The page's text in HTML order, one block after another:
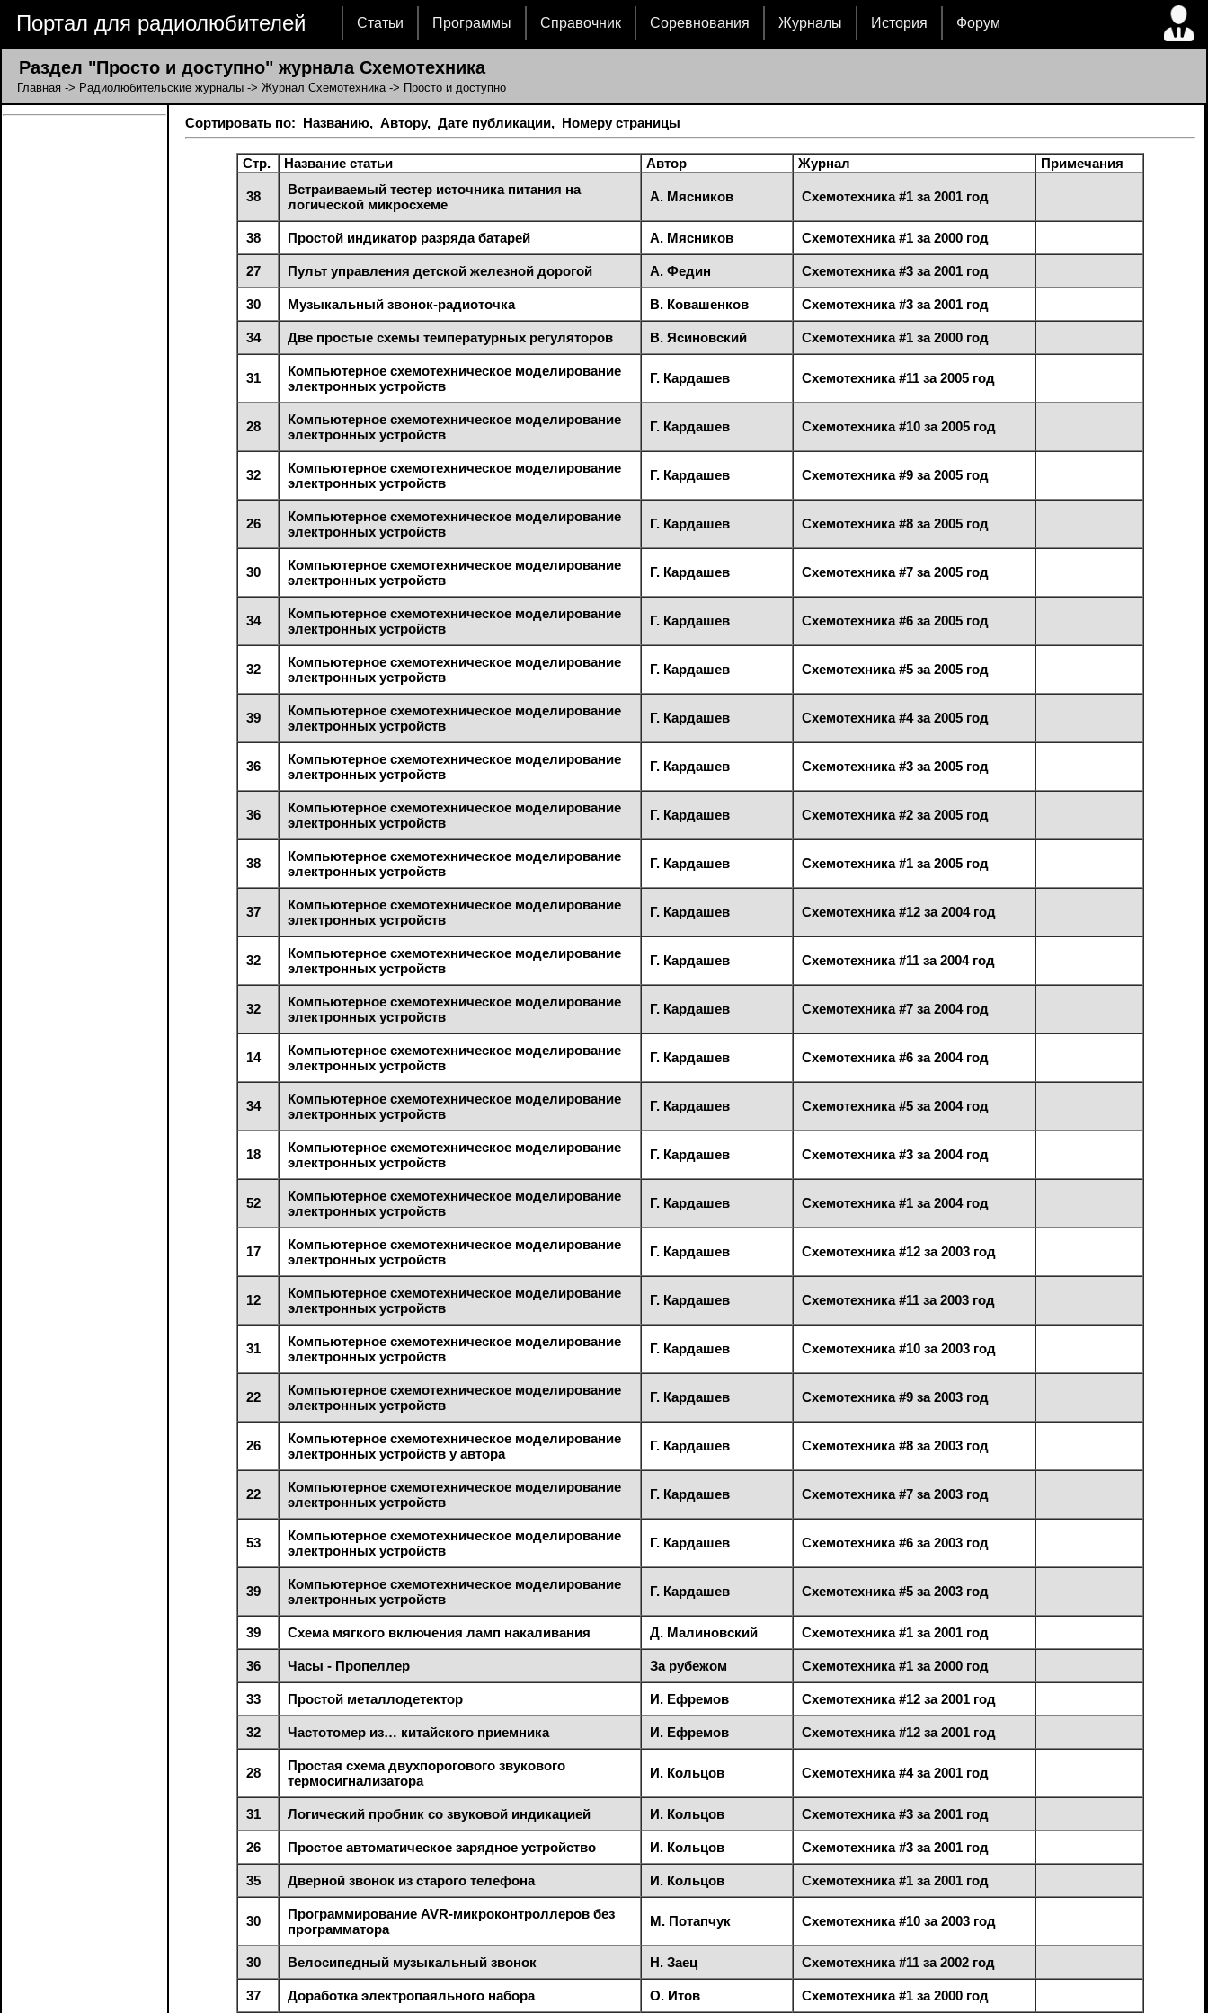
Портал для радиолюбителей Статьи Программы Справочник Соревнования Журналы История Форум
Раздел "Просто и доступно" журнала Схемотехника
Главная -> Радиолюбительские журналы -> Журнал Схемотехника-> Просто и доступно
Сортировать по: Названию, Автору, Дате публикации, Номеру страницы
Стр. Название статьи Автор Журнал Примечания
38
Встраиваемый тестер источника питания на
логической микросхеме
А. Мясников Схемотехника #1 за 2001 год
38 Простой индикатор разряда батарей А. Мясников Схемотехника #1 за 2000 год
27 Пульт управления детской железной дорогой А. Федин Схемотехника #3 за 2001 год
30 Музыкальный звонок-радиоточка В. Ковашенков Схемотехника #3 за 2001 год
34 Две простые схемы температурных регуляторов В. Ясиновский Схемотехника #1 за 2000 год
31
Компьютерное схемотехническое моделирование
электронных устройств
Г. Кардашев Схемотехника #11 за 2005 год
28
Компьютерное схемотехническое моделирование
электронных устройств
Г. Кардашев Схемотехника #10 за 2005 год
32
Компьютерное схемотехническое моделирование
электронных устройств
Г. Кардашев Схемотехника #9 за 2005 год
26
Компьютерное схемотехническое моделирование
электронных устройств
Г. Кардашев Схемотехника #8 за 2005 год
30
Компьютерное схемотехническое моделирование
электронных устройств
Г. Кардашев Схемотехника #7 за 2005 год
34
Компьютерное схемотехническое моделирование
электронных устройств
Г. Кардашев Схемотехника #6 за 2005 год
32
Компьютерное схемотехническое моделирование
электронных устройств
Г. Кардашев Схемотехника #5 за 2005 год
39
Компьютерное схемотехническое моделирование
электронных устройств
Г. Кардашев Схемотехника #4 за 2005 год
36
Компьютерное схемотехническое моделирование
электронных устройств
Г. Кардашев Схемотехника #3 за 2005 год
36
Компьютерное схемотехническое моделирование
электронных устройств
Г. Кардашев Схемотехника #2 за 2005 год
38
Компьютерное схемотехническое моделирование
электронных устройств
Г. Кардашев Схемотехника #1 за 2005 год
37
Компьютерное схемотехническое моделирование
электронных устройств
Г. Кардашев Схемотехника #12 за 2004 год
32
Компьютерное схемотехническое моделирование
электронных устройств
Г. Кардашев Схемотехника #11 за 2004 год
32
Компьютерное схемотехническое моделирование
электронных устройств
Г. Кардашев Схемотехника #7 за 2004 год
14
Компьютерное схемотехническое моделирование
электронных устройств
Г. Кардашев Схемотехника #6 за 2004 год
34
Компьютерное схемотехническое моделирование
электронных устройств
Г. Кардашев Схемотехника #5 за 2004 год
18
Компьютерное схемотехническое моделирование
электронных устройств
Г. Кардашев Схемотехника #3 за 2004 год
52
Компьютерное схемотехническое моделирование
электронных устройств
Г. Кардашев Схемотехника #1 за 2004 год
17
Компьютерное схемотехническое моделирование
электронных устройств
Г. Кардашев Схемотехника #12 за 2003 год
12
Компьютерное схемотехническое моделирование
электронных устройств
Г. Кардашев Схемотехника #11 за 2003 год
31
Компьютерное схемотехническое моделирование
электронных устройств
Г. Кардашев Схемотехника #10 за 2003 год
22
Компьютерное схемотехническое моделирование
электронных устройств
Г. Кардашев Схемотехника #9 за 2003 год
26
Компьютерное схемотехническое моделирование
электронных устройств у автора
Г. Кардашев Схемотехника #8 за 2003 год
22
Компьютерное схемотехническое моделирование
электронных устройств
Г. Кардашев Схемотехника #7 за 2003 год
53
Компьютерное схемотехническое моделирование
электронных устройств
Г. Кардашев Схемотехника #6 за 2003 год
39
Компьютерное схемотехническое моделирование
электронных устройств
Г. Кардашев Схемотехника #5 за 2003 год
39 Схема мягкого включения ламп накаливания Д. Малиновский Схемотехника #1 за 2001 год
36 Часы - Пропеллер За рубежом Схемотехника #1 за 2000 год
33 Простой металлодетектор И. Ефремов Схемотехника #12 за 2001 год
32 Частотомер из… китайского приемника И. Ефремов Схемотехника #12 за 2001 год
28
Простая схема двухпорогового звукового
термосигнализатора
И. Кольцов Схемотехника #4 за 2001 год
31 Логический пробник со звуковой индикацией И. Кольцов Схемотехника #3 за 2001 год
26 Простое автоматическое зарядное устройство И. Кольцов Схемотехника #3 за 2001 год
35 Дверной звонок из старого телефона И. Кольцов Схемотехника #1 за 2001 год
30
Программирование AVR-микроконтроллеров без
программатора
М. Потапчук Схемотехника #10 за 2003 год
30 Велосипедный музыкальный звонок Н. Заец Схемотехника #11 за 2002 год
37 Доработка электропаяльного набора О. Итов Схемотехника #1 за 2000 год